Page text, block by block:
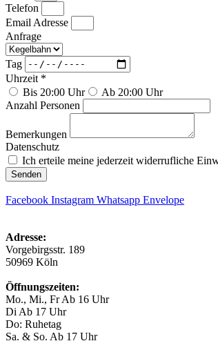
Telefon
Email Adresse
Anfrage
Tag
Uhrzeit *
Bis 20:00 Uhr
Ab 20:00 Uhr
Anzahl Personen
Bemerkungen
Datenschutz
Ich erteile meine jederzeit widerrufliche
Senden
Facebook Instagram Whatsapp Envelope
Adresse:
Vorgebirgsstr. 189
50969 Köln
Öffnungszeiten:
Mo., Mi., Fr Ab 16 Uhr
Di Ab 17 Uhr
Do: Ruhetag
Sa. & So. Ab 17 Uhr